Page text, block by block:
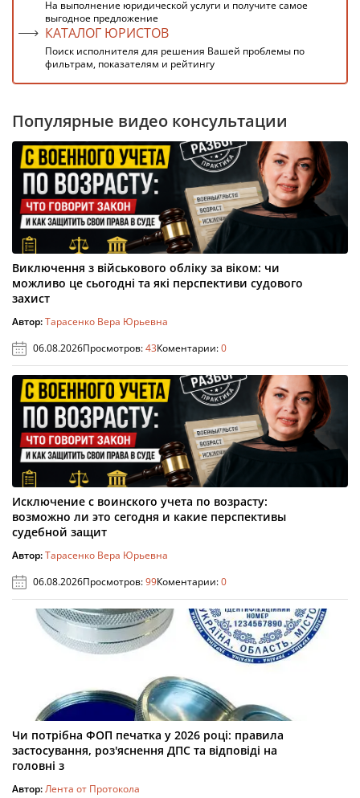
На выполнение юридической услуги и получите самое
выгодное предложение
КАТАЛОГ ЮРИСТОВ
Поиск исполнителя для решения Вашей проблемы по
фильтрам, показателям и рейтингу
Популярные видео консультации
Виключення з військового обліку за віком: чи
можливо це сьогодні та які перспективи судового
захист
Автор:Тарасенко Вера Юрьевна
06.08.2026Просмотров:43Коментарии:0
Исключение с воинского учета по возрасту:
возможно ли это сегодня и какие перспективы
судебной защит
Автор:Тарасенко Вера Юрьевна
06.08.2026Просмотров:99Коментарии:0
Чи потрібна ФОП печатка у 2026 році: правила
застосування, роз'яснення ДПС та відповіді на
головні з
Автор:Лента от Протокола